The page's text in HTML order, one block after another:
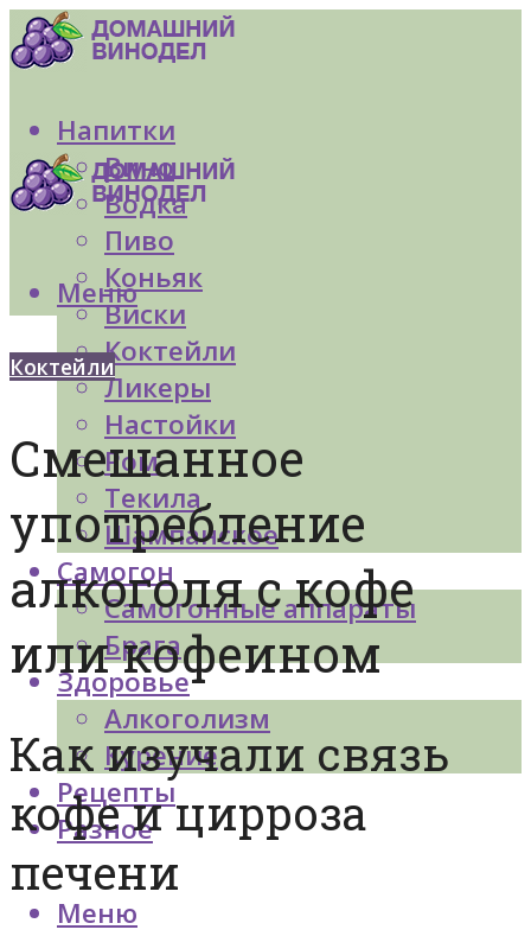
Напитки
Вино
Водка
Пиво
Коньяк
Виски
Коктейли
Ликеры
Настойки
Ром
Текила
Шампанское
Самогон
Самогонные аппараты
Брага
Здоровье
Алкоголизм
Курение
Рецепты
Разное
Меню
Меню
Коктейли
Смешанное
употребление
алкоголя с кофе
или кофеином
Как изучали связь
кофе и цирроза
печени